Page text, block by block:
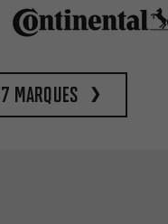
marques